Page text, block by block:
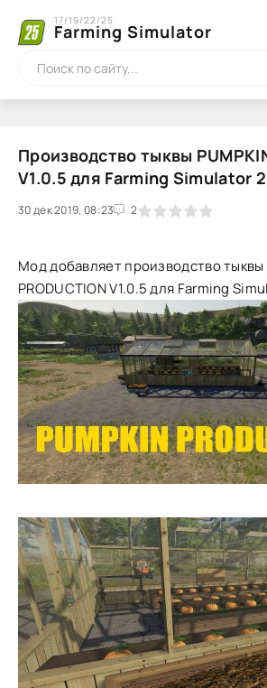
Farming Simulator
17/19/22/25
Производство тыквы
V1.0.5 для Farming Simulator
30 дек 2019, 08:23 2
1 2 3 4 5
Мод добавляет производство тыквы
PRODUCTION V1.0.5 для Farming